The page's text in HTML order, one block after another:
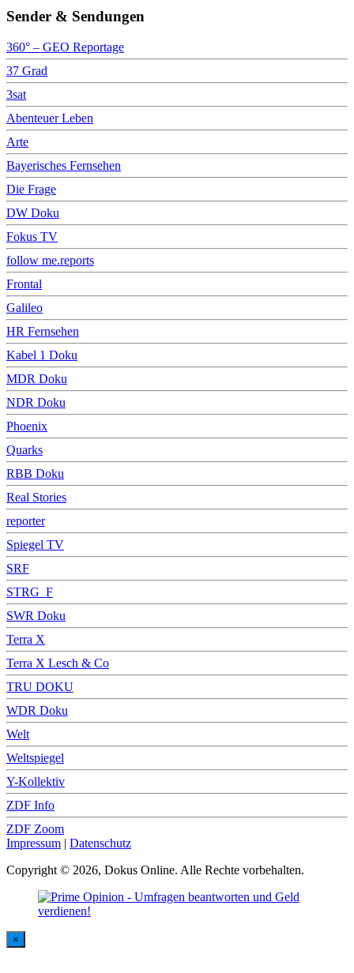
Sender & Sendungen
360° – GEO Reportage
37 Grad
3sat
Abenteuer Leben
Arte
Bayerisches Fernsehen
Die Frage
DW Doku
Fokus TV
follow me.reports
Frontal
Galileo
HR Fernsehen
Kabel 1 Doku
MDR Doku
NDR Doku
Phoenix
Quarks
RBB Doku
Real Stories
reporter
Spiegel TV
SRF
STRG_F
SWR Doku
Terra X
Terra X Lesch & Co
TRU DOKU
WDR Doku
Welt
Weltspiegel
Y-Kollektiv
ZDF Info
ZDF Zoom
Impressum | Datenschutz
Copyright © 2026, Dokus Online. Alle Rechte vorbehalten.
×